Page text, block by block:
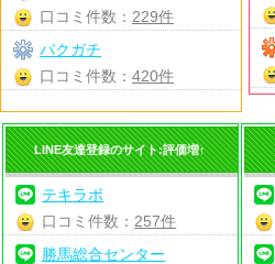
口コミ件数： 229件
バクガチ
口コミ件数： 420件
LINE友達登録のサイト:評価増↑
テキラボ
口コミ件数： 257件
勝馬総合センター